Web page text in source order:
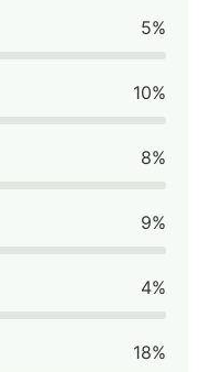
5%
10%
8%
9%
4%
18%